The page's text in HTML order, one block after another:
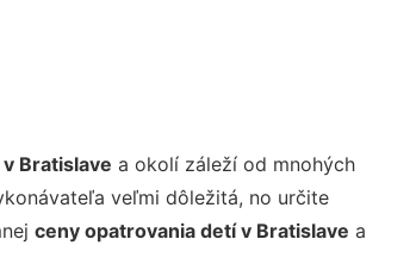
Bratislave a okolí záleží od mnohých
veľmi dôležitá, no určite
ceny opatrovania detí v Bratislave a